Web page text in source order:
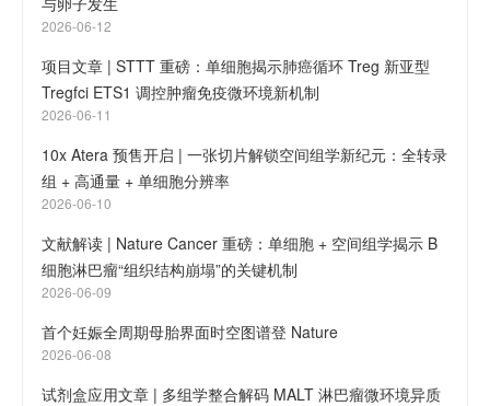
2026-06-12
项目文章 | STTT 重磅：单细胞揭示肺癌循环 Treg 新亚型
Tregfci ETS1 调控肿瘤免疫微环境新机制
2026-06-11
10x Atera 预售开启 | 一张切片解锁空间组学新纪元：全转录
组 + 高通量 + 单细胞分辨率
2026-06-10
文献解读 | Nature Cancer 重磅：单细胞 + 空间组学揭示 B
细胞淋巴瘤“组织结构崩塌”的关键机制
2026-06-09
首个妊娠全周期母胎界面时空图谱登 Nature
2026-06-08
试剂盒应用文章 | 多组学整合解码 MALT 淋巴瘤微环境异质